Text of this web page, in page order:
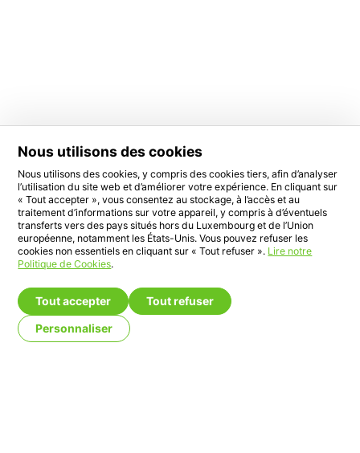
Nous utilisons des cookies
Nous utilisons des cookies, y compris des cookies tiers, afin d’analyser
l’utilisation du site web et d’améliorer votre expérience. En cliquant sur
« Tout accepter », vous consentez au stockage, à l’accès et au
traitement d’informations sur votre appareil, y compris à d’éventuels
transferts vers des pays situés hors du Luxembourg et de l’Union
européenne, notamment les États-Unis. Vous pouvez refuser les
cookies non essentiels en cliquant sur « Tout refuser ». Lire notre
Politique de Cookies.
Tout accepter
Tout refuser
Personnaliser